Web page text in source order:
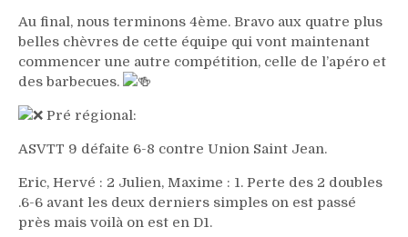
Au final, nous terminons 4ème. Bravo aux quatre plus
belles chèvres de cette équipe qui vont maintenant
commencer une autre compétition, celle de l’apéro et
des barbecues.
Pré régional:
ASVTT 9 défaite 6-8 contre Union Saint Jean.
Eric, Hervé : 2 Julien, Maxime : 1. Perte des 2 doubles
.6-6 avant les deux derniers simples on est passé
près mais voilà on est en D1.